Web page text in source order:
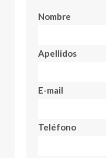
Nombre
Apellidos
E-mail
Teléfono